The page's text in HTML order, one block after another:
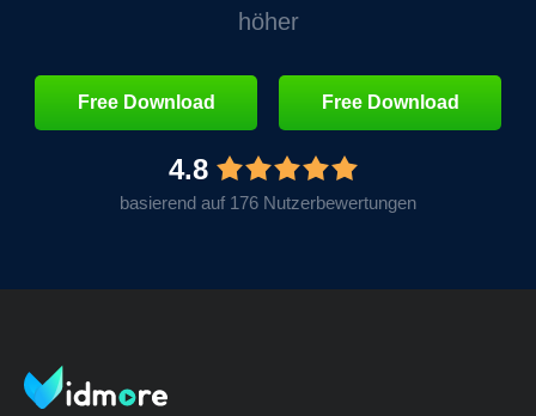
höher
Free Download Free Download
4.8
basierend auf 176 Nutzerbewertungen